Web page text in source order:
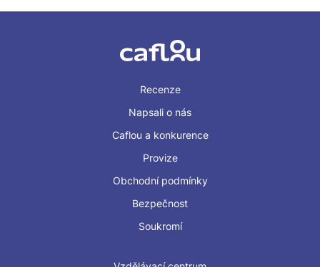
Recenze
Napsali o nás
Caflou a konkurence
Provize
Obchodní podmínky
Bezpečnost
Soukromí